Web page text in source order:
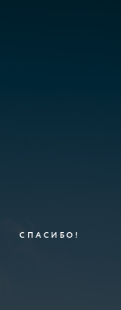
СПАСИБО!